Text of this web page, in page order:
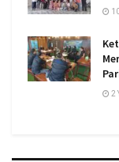
2